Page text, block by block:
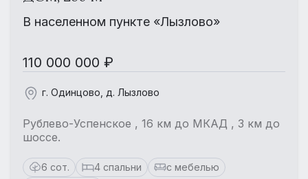
В населенном пункте «Лызлово»
110 000 000 ₽
г. Одинцово, д. Лызлово
Рублево-Успенское , 16 км до МКАД , 3 км до
шоссе.
6 сот. 4 спальни
с мебелью